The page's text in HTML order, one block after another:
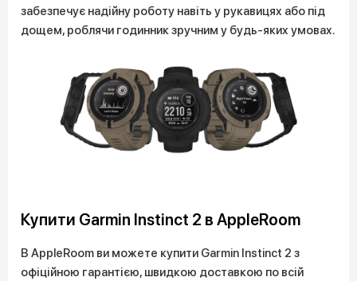
забезпечує надійну роботу навіть у рукавицях або під
дощем, роблячи годинник зручним у будь-яких умовах.
Купити Garmin Instinct 2 в AppleRoom
В AppleRoom ви можете купити Garmin Instinct 2 з
офіційною гарантією, швидкою доставкою по всій